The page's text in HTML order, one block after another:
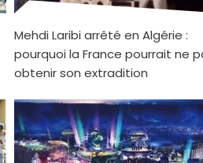
Mehdi Laribi arrêté en Algérie :
pourquoi la France pourrait ne
obtenir son extradition